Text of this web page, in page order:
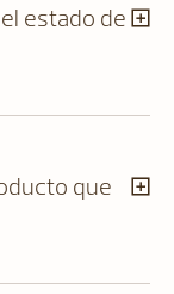
estado de
que